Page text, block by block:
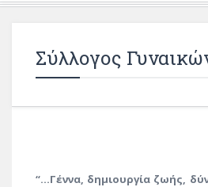
Σύλλογος
“…Γέννα, δημιουργία ζωής,